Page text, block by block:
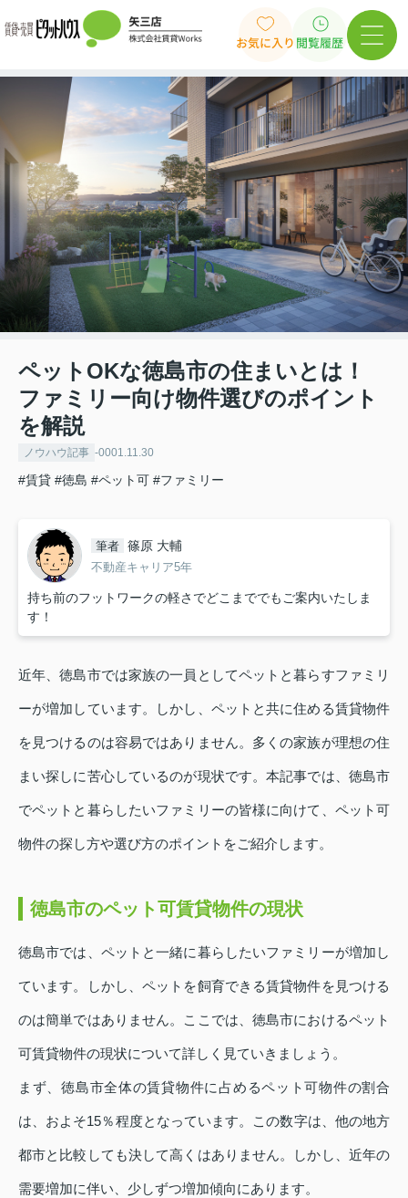
お気に入り 閲覧履歴
ペットOKな徳島市の住まいとは！
ファミリー向け物件選びのポイント
を解説
ノウハウ記事 -0001.11.30
#賃貸 #徳島 #ペット可 #ファミリー
筆者 篠原 大輔
不動産キャリア5年
持ち前のフットワークの軽さでどこまででもご案内いたしま
す！
近年、徳島市では家族の一員としてペットと暮らすファミリ
ーが増加しています。しかし、ペットと共に住める賃貸物件
を見つけるのは容易ではありません。多くの家族が理想の住
まい探しに苦心しているのが現状です。本記事では、徳島市
でペットと暮らしたいファミリーの皆様に向けて、ペット可
物件の探し方や選び方のポイントをご紹介します。
徳島市のペット可賃貸物件の現状
徳島市では、ペットと一緒に暮らしたいファミリーが増加し
ています。しかし、ペットを飼育できる賃貸物件を見つける
のは簡単ではありません。ここでは、徳島市におけるペット
可賃貸物件の現状について詳しく見ていきましょう。
まず、徳島市全体の賃貸物件に占めるペット可物件の割合
は、およそ15％程度となっています。この数字は、他の地方
都市と比較しても決して高くはありません。しかし、近年の
需要増加に伴い、少しずつ増加傾向にあります。